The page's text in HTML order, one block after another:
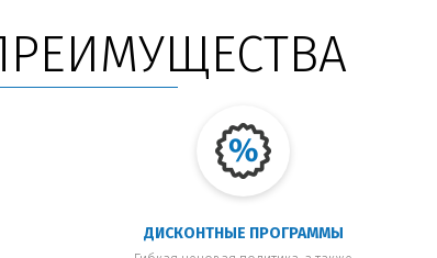
ДИСКОНТНЫЕ ПРОГРАММЫ